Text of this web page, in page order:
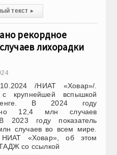
текст ▸
рекордное
лихорадки
/НИАТ «Ховар»/.
крупнейшей вспышкой
В 2024 году
12,4 млн случаев
2023 году показатель
случаев во всем мире.
НИАТ «Ховар», об этом
со ссылкой